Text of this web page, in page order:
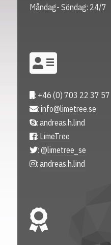
Måndag- Söndag: 24/7
: +46 (0) 703 22 37 57
: info@limetree.se
: andreas.h.lind
: LimeTree
: @limetree_se
: andreas.h.lind